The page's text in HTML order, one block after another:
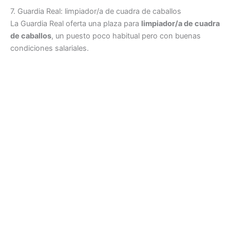
7. Guardia Real: limpiador/a de cuadra de caballos
La Guardia Real oferta una plaza para limpiador/a de cuadra
de caballos, un puesto poco habitual pero con buenas
condiciones salariales.